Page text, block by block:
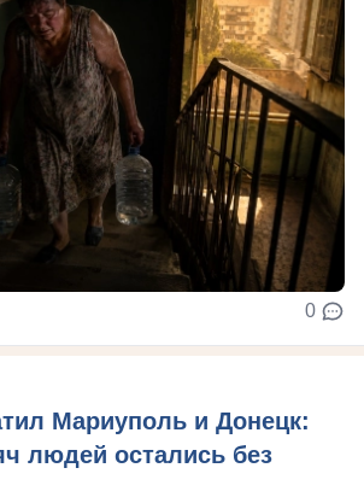
0
Мариуполь и Донецк:
людей остались без